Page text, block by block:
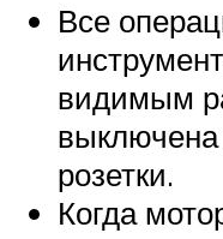
Все
видимым
выключена
розетки.
Когда